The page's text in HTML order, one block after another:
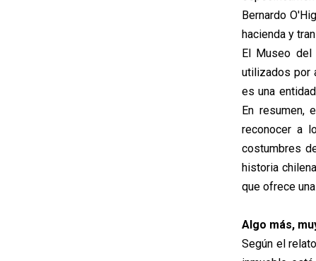
Bernardo
hacienda y
El Museo del
utilizados por
es una
En resumen,
reconocer a
costumbres
historia
que ofrece
Algo más,
Según el